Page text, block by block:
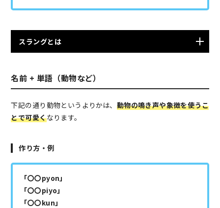
スラングとは
れる卑俗なことば。俗語、卑語、隠語なども含まれ、学
生語、兵隊語、水商売用語など、いわゆる位相語、職業
語が中心。
引用元：コトバンク
名前 + 単語（動物など）
下記の通り動物というよりかは、 動物の鳴き声や象徴を使うこ
とで可愛くなります。
作り方・例
「〇〇pyon」
「〇〇piyo」
「〇〇kun」